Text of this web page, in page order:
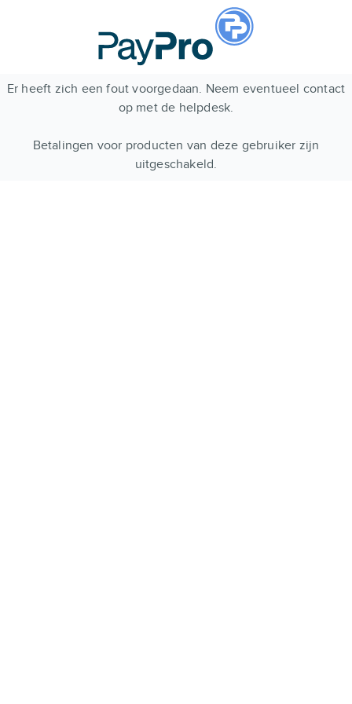
Er heeft zich een fout voorgedaan. Neem eventueel contact
op met de helpdesk.
Betalingen voor producten van deze gebruiker zijn
uitgeschakeld.